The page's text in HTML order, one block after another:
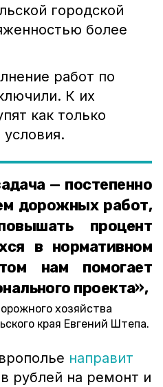
городской
более
работ по
К их
как только
— постепенно
дорожных работ,
процент
в нормативном
нам помогает
проекта»,
хозяйства
края Евгений Штепа.
направит
рублей на ремонт и